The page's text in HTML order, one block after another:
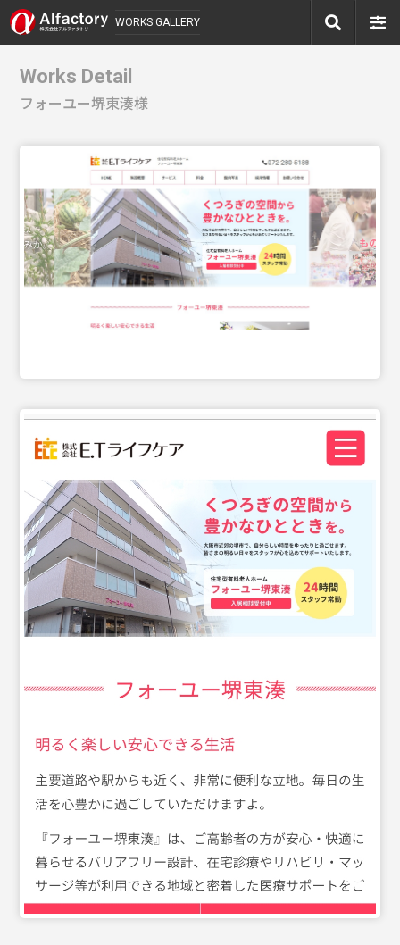
WORKS GALLERY
Works Detail
フォーユー堺東湊様